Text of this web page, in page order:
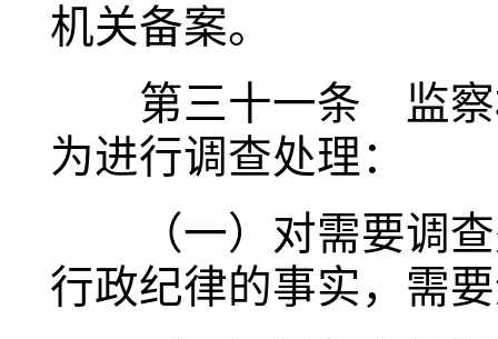
机关备案。
第三十一条 监察机
为进行调查处理：
（一）对需要调查
行政纪律的事实，需